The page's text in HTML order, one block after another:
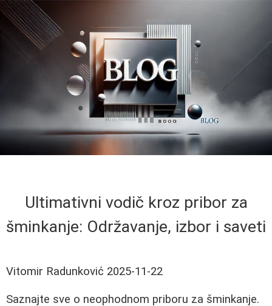
Ultimativni vodič kroz pribor za
šminkanje: Održavanje, izbor i saveti
Vitomir Radunković 2025-11-22
Saznajte sve o neophodnom priboru za šminkanje.